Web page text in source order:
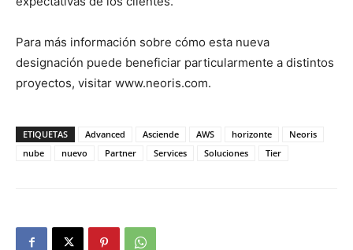
Para más información sobre cómo esta nueva
designación puede beneficiar particularmente a distintos
proyectos, visitar www.neoris.com.
ETIQUETAS Advanced Asciende AWS horizonte
Neoris
nube
nuevo Partner Services Soluciones Tier